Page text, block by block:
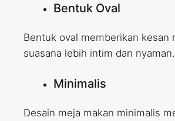
Bentuk Oval
Bentuk oval memberikan kesan
suasana lebih intim dan
Minimalis
Desain meja makan minimalis